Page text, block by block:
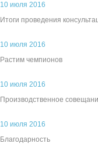
10 июля 2016
Итоги проведения
10 июля 2016
Растим чемпионов
10 июля 2016
Производственное
10 июля 2016
Благодарность